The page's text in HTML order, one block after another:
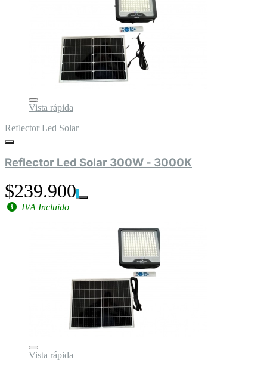
Vista rápida
Reflector Led Solar
Reflector Led Solar 300W - 3000K
$239.900
IVA Incluido
Vista rápida